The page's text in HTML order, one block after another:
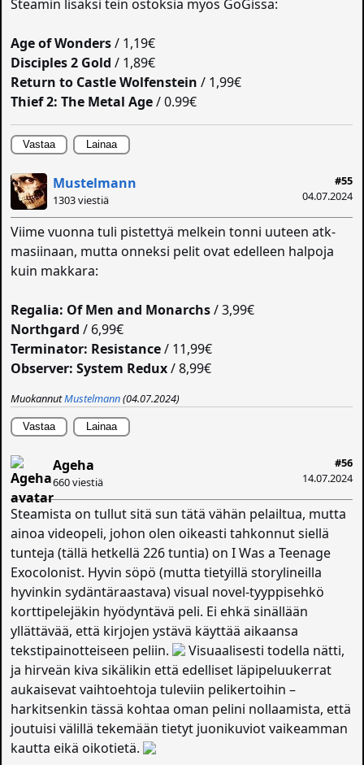
Steamin lisäksi tein ostoksia myös GoGissa:
Age of Wonders/ 1,19€
Disciples 2 Gold / 1,89€
Return to Castle Wolfenstein / 1,99€
Thief 2: The Metal Age/ 0.99€
Vastaa Lainaa
#55
04.07.2024
Mustelmann
1303 viestiä
Viime vuonna tuli pistettyä melkein tonni uuteen atk-
masiinaan, mutta onneksi pelit ovat edelleen halpoja
kuin makkara:
Regalia: Of Men and Monarchs/ 3,99€
Northgard / 6,99€
Terminator: Resistance/ 11,99€
Observer: System Redux/ 8,99€
MuokannutMustelmann(04.07.2024)
Vastaa Lainaa
#56
14.07.2024
Ageha
660 viestiä
Steamista on tullut sitä sun tätä vähän pelailtua, mutta
ainoa videopeli, johon olen oikeasti tahkonnut siellä
tunteja (tällä hetkellä 226 tuntia) on I Was a Teenage
Exocolonist. Hyvin söpö (mutta tietyillä storylineilla
hyvinkin sydäntäraastava) visual novel-tyyppisehkö
korttipelejäkin hyödyntävä peli. Ei ehkä sinällään
yllättävää, että kirjojen ystävä käyttää aikaansa
tekstipainotteiseen peliin.
Visuaalisesti todella nätti,
ja hirveän kiva sikälikin että edelliset läpipeluukerrat
aukaisevat vaihtoehtoja tuleviin pelikertoihin –
harkitsenkin tässä kohtaa oman pelini nollaamista, että
joutuisi välillä tekemään tietyt juonikuviot vaikeamman
kautta eikä oikotietä.